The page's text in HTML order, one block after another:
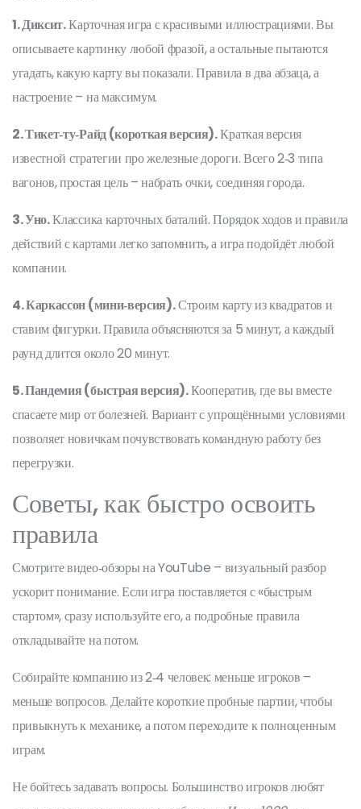
1. Диксит.Карточная игра с красивыми иллюстрациями. Вы
описываете картинку любой фразой, а остальные пытаются
угадать, какую карту вы показали. Правила в два абзаца, а
настроение – на максимум.
2. Тикет‑ту‑Райд (короткая версия).Краткая версия
известной стратегии про железные дороги. Всего 2‑3 типа
вагонов, простая цель – набрать очки, соединяя города.
3. Уно.Классика карточных баталий. Порядок ходов и правила
действий с картами легко запомнить, а игра подойдёт любой
компании.
4. Каркассон (мини‑версия).Строим карту из квадратов и
ставим фигурки. Правила объясняются за 5 минут, а каждый
раунд длится около 20 минут.
5. Пандемия (быстрая версия).Кооператив, где вы вместе
спасаете мир от болезней. Вариант с упрощёнными условиями
позволяет новичкам почувствовать командную работу без
перегрузки.
Советы, как быстро освоить
правила
Смотрите видео‑обзоры на YouTube – визуальный разбор
ускорит понимание. Если игра поставляется с «быстрым
стартом», сразу используйте его, а подробные правила
откладывайте на потом.
Собирайте компанию из 2‑4 человек: меньше игроков –
меньше вопросов. Делайте короткие пробные партии, чтобы
привыкнуть к механике, а потом переходите к полноценным
играм.
Не бойтесь задавать вопросы. Большинство игроков любят